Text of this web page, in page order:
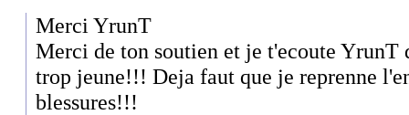
Merci YrunT
Merci de ton soutien et je t'ecoute YrunT
trop jeune!!! Deja faut que je reprenne
blessures!!!